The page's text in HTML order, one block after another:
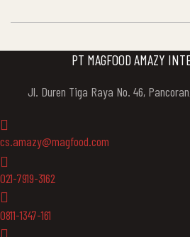
PT MAGFOOD AMAZY
Jl. Duren Tiga Raya No. 46,
cs.amazy@magfood.com
021-7919-3162
0811-1347-161